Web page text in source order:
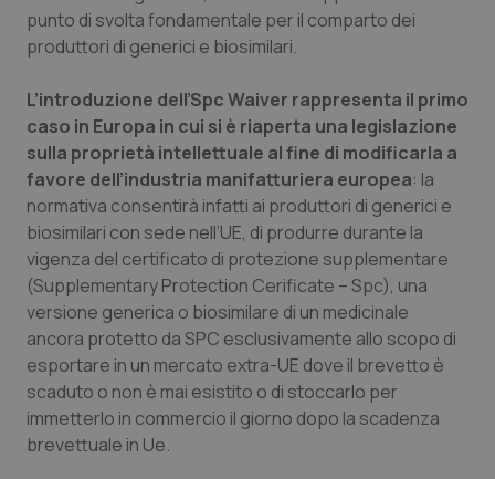
Lombardia
Molise
Piemonte
Provincia Autonoma di Bolzano
Provincia Autonoma di Trento
Puglia
Sardegna
Dolore
Epatiti
HIV
Infezioni & Febbre
Ipertensione & Scompenso
Malattie rare
Malattia di Crohn & Rettocolite Ulcerosa
punto di svolta fondamentale per il comparto dei
produttori di generici e biosimilari.
L’introduzione dell’Spc Waiver rappresenta il primo
caso in Europa in cui si è riaperta una legislazione
sulla proprietà intellettuale al fine di modificarla a
favore dell’industria manifatturiera europea: la
normativa consentirà infatti ai produttori di generici e
biosimilari con sede nell’UE, di produrre durante la
vigenza del certificato di protezione supplementare
(Supplementary Protection Cerificate – Spc), una
versione generica o biosimilare di un medicinale
ancora protetto da SPC esclusivamente allo scopo di
esportare in un mercato extra-UE dove il brevetto è
scaduto o non è mai esistito o di stoccarlo per
immetterlo in commercio il giorno dopo la scadenza
brevettuale in Ue.